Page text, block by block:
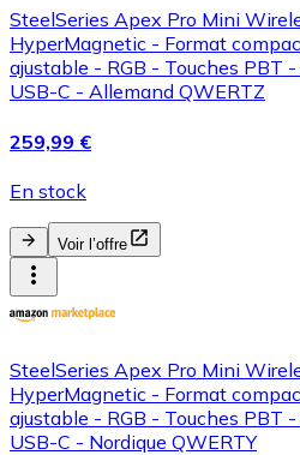
SteelSeries Apex Pro Mini
HyperMagnetic - Format
ajustable - RGB - Touches PBT
USB-C - Allemand QWERTZ
259,99 €
En stock
Voir l’offre
SteelSeries Apex Pro Mini
HyperMagnetic - Format
ajustable - RGB - Touches PBT
USB-C - Nordique QWERTY